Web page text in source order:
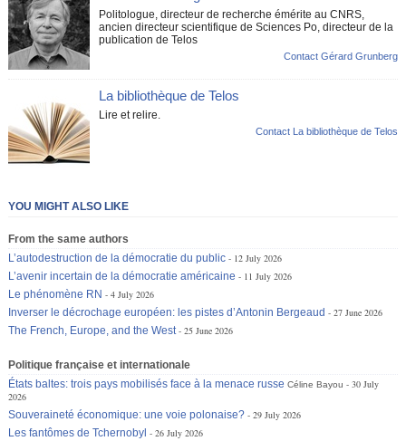
Politologue, directeur de recherche émérite au CNRS,
ancien directeur scientifique de Sciences Po, directeur de la
publication de Telos
Contact Gérard Grunberg
La bibliothèque de Telos
Lire et relire.
Contact La bibliothèque de Telos
YOU MIGHT ALSO LIKE
From the same authors
L’autodestruction de la démocratie du public
12 July 2026
L’avenir incertain de la démocratie américaine
11 July 2026
Le phénomène RN
4 July 2026
Inverser le décrochage européen: les pistes d’Antonin Bergeaud
27 June 2026
The French, Europe, and the West
25 June 2026
Politique française et internationale
États baltes: trois pays mobilisés face à la menace russe Céline Bayou
30 July
2026
Souveraineté économique: une voie polonaise?
29 July 2026
Les fantômes de Tchernobyl
26 July 2026